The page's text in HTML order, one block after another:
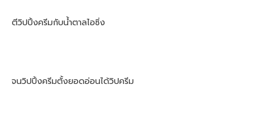
ตีวิปปิ้งครีมกับน้ำตาลไอซิ่ง
จนวิปปิ้งครีมตั้งยอดอ่อนได้วิปครีม